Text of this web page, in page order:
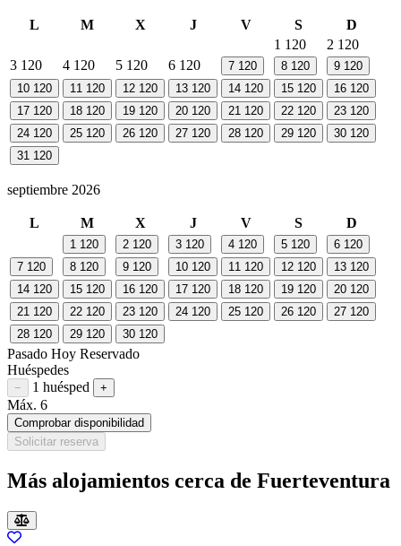
L M X J V S
D
1 120 2 120
3 120 4 120 5 120 6 120 7 120 8 120 9 120
10 120 11 120 12 120 13 120 14 120 15 120 16 120
17 120 18 120 19 120 20 120 21 120 22 120 23 120
24 120 25 120 26 120 27 120 28 120 29 120 30 120
31 120
septiembre 2026
L M X J V S D
1 120 2 120 3 120 4 120 5 120 6 120
7 120 8 120 9 120 10 120 11 120 12 120 13 120
14 120 15 120 16 120 17 120 18 120 19 120 20 120
21 120 22 120 23 120 24 120 25 120 26 120 27 120
28 120 29 120 30 120
Pasado Hoy Reservado
Huéspedes
Restar huésped
− 1 huésped Sumar huésped
+
Máx. 6
Comprobar disponibilidad
Solicitar reserva
Más alojamientos cerca de Fuerteventura